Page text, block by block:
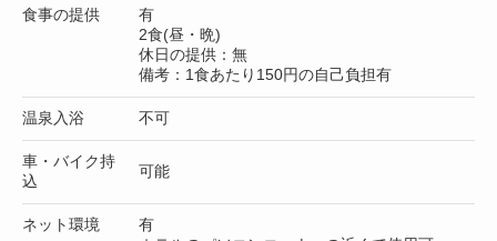
食事の提供
有
2食(昼・晩)
休日の提供：無
備考：1食あたり150円の自己負担有
温泉入浴 不可
車・バイク持
込
可能
ネット環境
有